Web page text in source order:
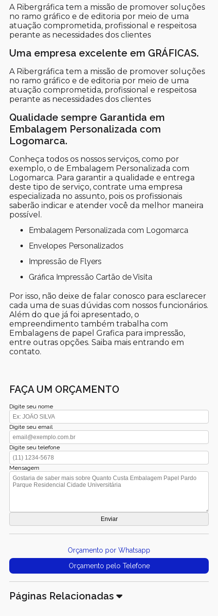
A Ribergráfica tem a missão de promover soluções
no ramo gráfico e de editoria por meio de uma
atuação comprometida, profissional e respeitosa
perante as necessidades dos clientes
Uma empresa excelente em GRÁFICAS.
A Ribergráfica tem a missão de promover soluções
no ramo gráfico e de editoria por meio de uma
atuação comprometida, profissional e respeitosa
perante as necessidades dos clientes
Qualidade sempre Garantida em
Embalagem Personalizada com
Logomarca.
Conheça todos os nossos serviços, como por
exemplo, o de Embalagem Personalizada com
Logomarca. Para garantir a qualidade e entrega
deste tipo de serviço, contrate uma empresa
especializada no assunto, pois os profissionais
saberão indicar e atender você da melhor maneira
possível.
Embalagem Personalizada com Logomarca
Envelopes Personalizados
Impressão de Flyers
Gráfica Impressão Cartão de Visita
Por isso, não deixe de falar conosco para esclarecer
cada uma de suas dúvidas com nossos funcionários.
Além do que já foi apresentado, o
empreendimento também trabalha com
Embalagens de papel Grafica para impressão,
entre outras opções. Saiba mais entrando em
contato.
FAÇA UM ORÇAMENTO
Digite seu nome
Digite seu email
Digite seu telefone
Mensagem
Orçamento por Whatsapp
Orçamento pelo Telefone
Páginas Relacionadas